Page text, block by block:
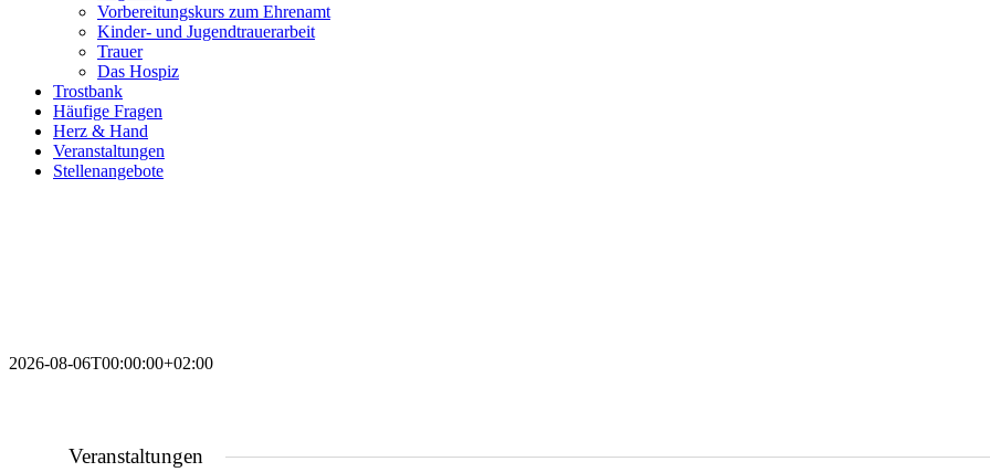
Vorbereitungskurs zum Ehrenamt
Kinder- und Jugendtrauerarbeit
Trauer
Das Hospiz
Trostbank
Häufige Fragen
Herz & Hand
Veranstaltungen
Stellenangebote
2026-08-06T00:00:00+02:00
Veranstaltungen